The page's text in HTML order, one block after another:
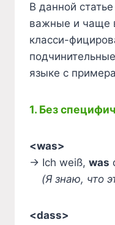
В данной
важные и чаще
класси-
языке с
1. Без
<was>
→ Ich weiß, was
(Я знаю, что
<dass>